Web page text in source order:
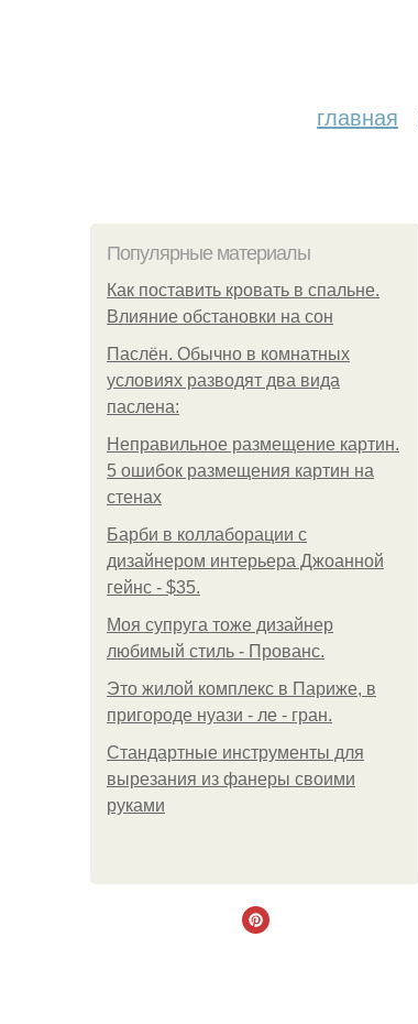
главная
Популярные материалы
Как поставить кровать в спальне.
Влияние обстановки на сон
Паслён. Обычно в комнатных
условиях разводят два вида
паслена:
Неправильное размещение картин.
5 ошибок размещения картин на
стенах
Барби в коллаборации с
дизайнером интерьера Джоанной
гейнс - $35.
Моя супруга тоже дизайнер
любимый стиль - Прованс.
Это жилой комплекс в Париже, в
пригороде нуази - ле - гран.
Стандартные инструменты для
вырезания из фанеры своими
руками